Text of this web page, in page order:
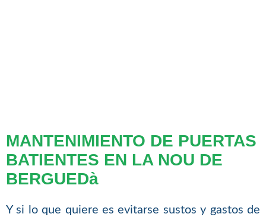
MANTENIMIENTO DE PUERTAS
BATIENTES EN LA NOU DE
BERGUEDà
Y si lo que quiere es evitarse sustos y gastos de